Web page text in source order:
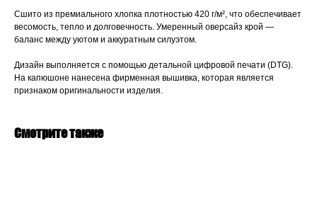
Сшито из премиального хлопка плотностью 420 г/м², что обеспечивает
весомость, тепло и долговечность. Умеренный оверсайз крой —
баланс между уютом и аккуратным силуэтом.
Дизайн выполняется с помощью детальной цифровой печати (DTG).
На капюшоне нанесена фирменная вышивка, которая является
признаком оригинальности изделия.
Смотрите также